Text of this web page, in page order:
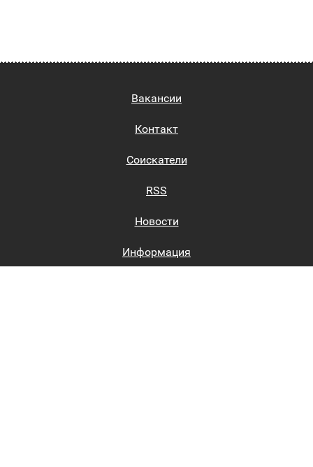
Вакансии
Контакт
Соискатели
RSS
Новости
Информация